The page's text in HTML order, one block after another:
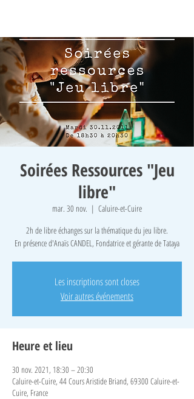
Soirées Ressources "Jeu
libre"
mar. 30 nov.
  |
Caluire-et-Cuire
2h de libre échanges sur la thématique du jeu libre.
En présence d'Anaïs CANDEL, Fondatrice et gérante de Tataya
Les inscriptions sont closes
Voir autres événements
Heure et lieu
30 nov. 2021, 18:30 – 20:30
Caluire-et-Cuire, 44 Cours Aristide Briand, 69300 Caluire-et-
Cuire, France